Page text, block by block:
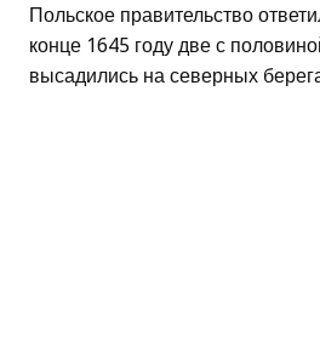
Польское правительство
конце 1645 году две с
высадились на северных